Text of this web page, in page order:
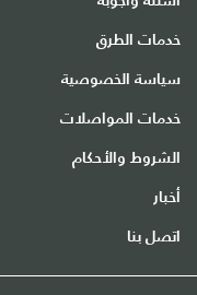
خدمات الطرق
سياسة الخصوصية
خدمات المواصلات
الشروط والأحكام
أخبار
اتصل بنا